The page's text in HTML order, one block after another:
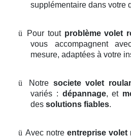
supplémentaire dans votre
ü Pour tout problème volet
vous accompagnent
mesure, adaptées à votre
ü Notre societe volet
variés : dépannage, et
des solutions fiables.
ü Avec notre entreprise volet